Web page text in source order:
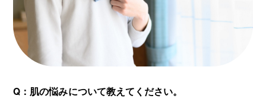
Q：肌の悩みについて教えてください。